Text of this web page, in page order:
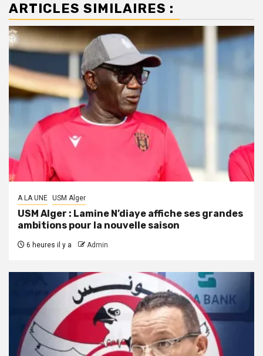
ARTICLES SIMILAIRES :
A LA UNE USM Alger
USM Alger : Lamine N’diaye affiche ses grandes
ambitions pour la nouvelle saison
6 heures il y a Admin